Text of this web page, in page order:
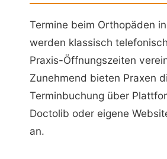
Termine beim Orthopäden
werden klassisch
Praxis-Öffnungszeiten
Zunehmend bieten Praxen
Terminbuchung über
Doctolib oder eigene
an.